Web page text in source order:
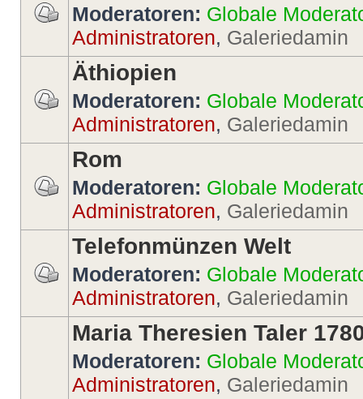
Moderatoren: Globale
Administratoren, Galeriedamin
Äthiopien
Moderatoren: Globale
Administratoren, Galeriedamin
Rom
Moderatoren: Globale
Administratoren, Galeriedamin
Telefonmünzen Welt
Moderatoren: Globale
Administratoren, Galeriedamin
Maria Theresien Taler
Moderatoren: Globale
Administratoren, Galeriedamin